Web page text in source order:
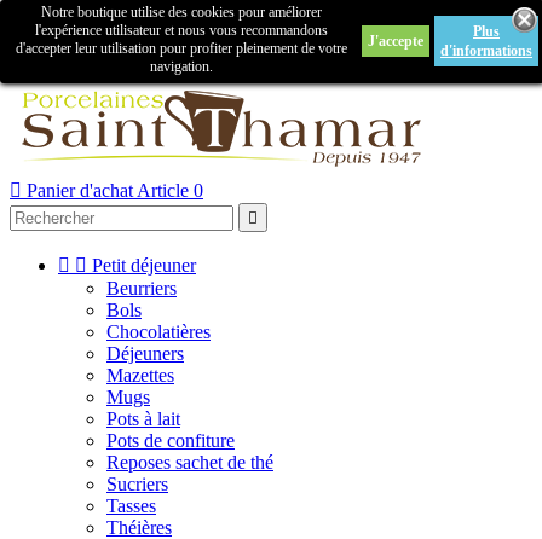
Créer un compteConnexion
 Panier d'achat Article 0

Notre boutique utilise des cookies pour améliorer
l'expérience utilisateur et nous vous recommandons
d'accepter leur utilisation pour profiter pleinement de votre
navigation.
J'accepte
Plus
d'informations
  Petit déjeuner
Beurriers
Bols
Chocolatières
Déjeuners
Mazettes
Mugs
Pots à lait
Pots de confiture
Reposes sachet de thé
Sucriers
Tasses
Théières